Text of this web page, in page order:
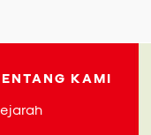
seperti
KAMI